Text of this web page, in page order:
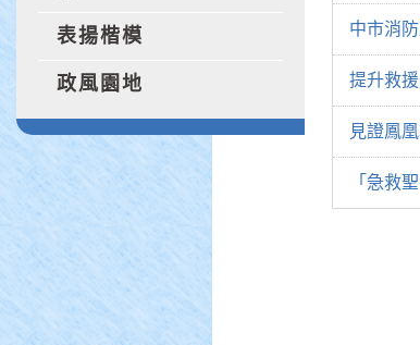
表揚楷模
政風園地
中市消
提升救
見證鳳
「急救